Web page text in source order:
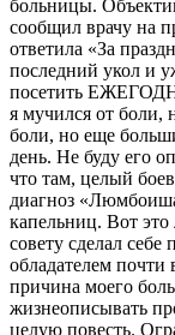
больницы.
сообщил врачу на
ответила «За
последний укол и
посетить
я мучился от боли,
боли, но еще
день. Не буду его
что там, целый
диагноз
капельниц. Вот
совету сделал
обладателем
причина моего
жизнеописывать
целую повесть.